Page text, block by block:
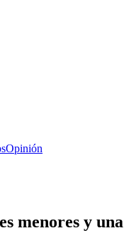
Opinión
menores y